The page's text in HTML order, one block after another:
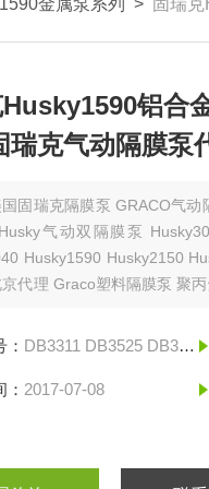
金属泵系列 > 固瑞克
Husky1590铝合
瑞克气动隔膜泵
国固瑞克隔膜泵 GRACO气
气动双隔膜泵
Husky1590 Husky2150
代理 Graco塑料隔膜泵 聚
DB3311 DB3525 DB3GGG
2017-07-08